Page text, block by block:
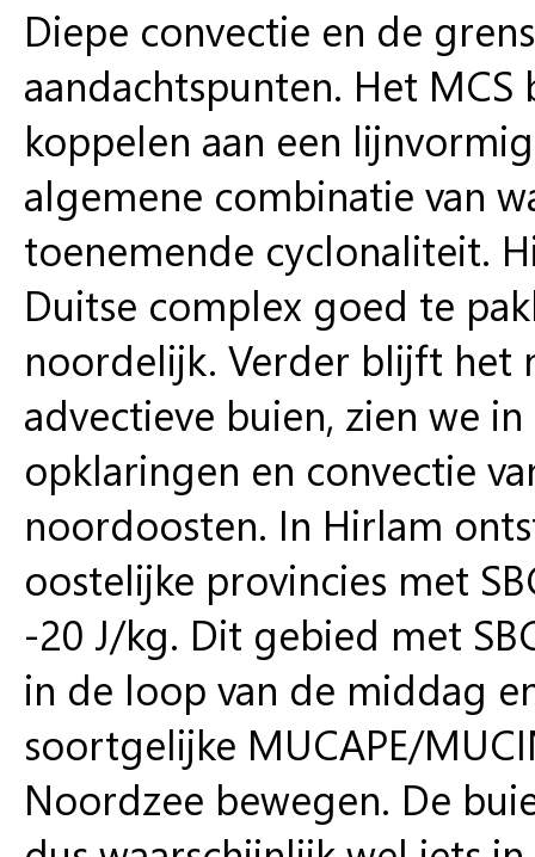
Diepe convectie en de
aandachtspunten. Het
koppelen aan een
algemene combinatie van
toenemende cyclonaliteit.
Duitse complex goed te
noordelijk. Verder blijft het
advectieve buien, zien we
opklaringen en convectie
noordoosten. In Hirlam
oostelijke provincies met
-20 J/kg. Dit gebied met
in de loop van de middag
soortgelijke MUCAPE/
Noordzee bewegen. De